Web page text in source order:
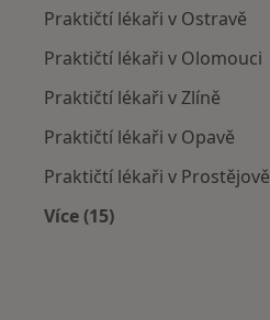
Praktičtí lékaři v Ostravě
Praktičtí lékaři v Olomouci
Praktičtí lékaři v Zlíně
Praktičtí lékaři v Opavě
Praktičtí lékaři v Prostějově
Více (15)